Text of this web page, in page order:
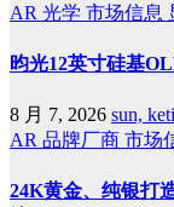
AR 光学 市场信息
昀光12英寸硅基
8 月 7, 2026 sun,
AR 品牌厂商 市场
24K黄金、纯银打